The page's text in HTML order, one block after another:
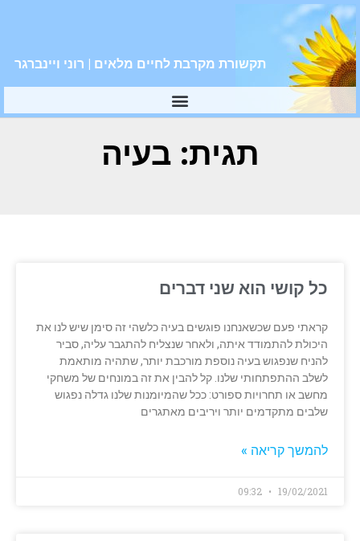
תקשורת מקרבת לחיים מלאים | רוני ויינברגר
תגית: בעיה
כל קושי הוא שני דברים
קראתי פעם שכשאנחנו פוגשים בעיה כלשהי זה סימן שיש לנו את
היכולת להתמודד איתה, ולאחר שנצליח להתגבר עליה, סביר
להניח שנפגוש בעיה נוספת מורכבת יותר, שתהיה מותאמת
לשלב ההתפתחותי שלנו. קל להבין את זה במונחים של משחקי
מחשב או תחרויות ספורט: ככל שהמיומנות שלנו גדלה נפגוש
שלבים מתקדמים יותר ויריבים מאתגרים
להמשך קריאה »
19/02/2021